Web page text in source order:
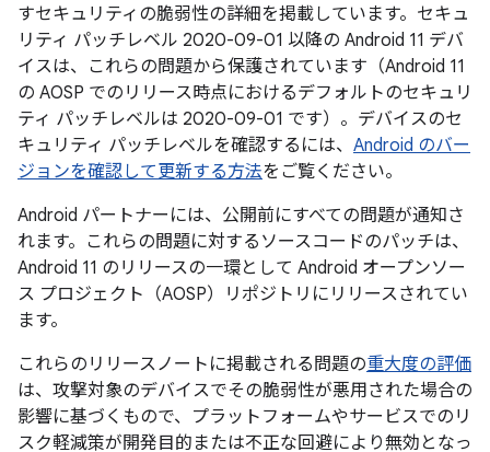
すセキュリティの脆弱性の詳細を掲載しています。セキュ
リティ パッチレベル 2020-09-01 以降の Android 11 デバ
イスは、これらの問題から保護されています（Android 11
の AOSP でのリリース時点におけるデフォルトのセキュリ
ティ パッチレベルは 2020-09-01 です）。デバイスのセ
キュリティ パッチレベルを確認するには、 Android のバー
ジョンを確認して更新する方法をご覧ください。
Android パートナーには、公開前にすべての問題が通知さ
れます。これらの問題に対するソースコードのパッチは、
Android 11 のリリースの一環として Android オープンソー
ス プロジェクト（AOSP）リポジトリにリリースされてい
ます。
これらのリリースノートに掲載される問題の重大度の評価
は、攻撃対象のデバイスでその脆弱性が悪用された場合の
影響に基づくもので、プラットフォームやサービスでのリ
スク軽減策が開発目的または不正な回避により無効となっ